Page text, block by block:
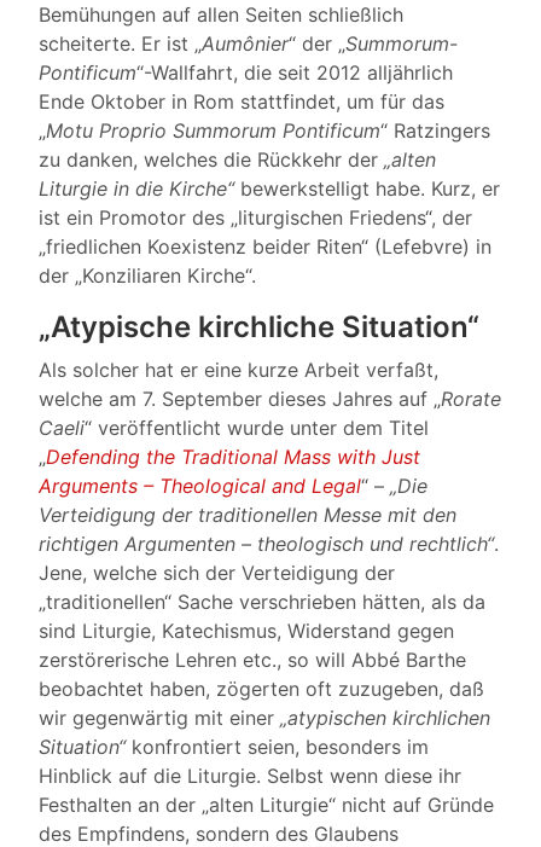
Bemühungen auf allen Seiten schließlich
scheiterte. Er ist „Aumônier“ der „Summorum-
Pontificum“-Wallfahrt, die seit 2012 alljährlich
Ende Oktober in Rom stattfindet, um für das
„Motu Proprio Summorum Pontificum“ Ratzingers
zu danken, welches die Rückkehr der „alten
Liturgie in die Kirche“bewerkstelligt habe. Kurz, er
ist ein Promotor des „liturgischen Friedens“, der
„friedlichen Koexistenz beider Riten“ (Lefebvre) in
der „Konziliaren Kirche“.
„Atypische kirchliche Situation“
Als solcher hat er eine kurze Arbeit verfaßt,
welche am 7. September dieses Jahres auf „Rorate
Caeli“ veröffentlicht wurde unter dem Titel
„Defending the Traditional Mass with Just
Arguments – Theological and Legal“ – „Die
Verteidigung der traditionellen Messe mit den
richtigen Argumenten – theologisch und rechtlich“.
Jene, welche sich der Verteidigung der
„traditionellen“ Sache verschrieben hätten, als da
sind Liturgie, Katechismus, Widerstand gegen
zerstörerische Lehren etc., so will Abbé Barthe
beobachtet haben, zögerten oft zuzugeben, daß
wir gegenwärtig mit einer „atypischen kirchlichen
Situation“konfrontiert seien, besonders im
Hinblick auf die Liturgie. Selbst wenn diese ihr
Festhalten an der „alten Liturgie“ nicht auf Gründe
des Empfindens, sondern des Glaubens